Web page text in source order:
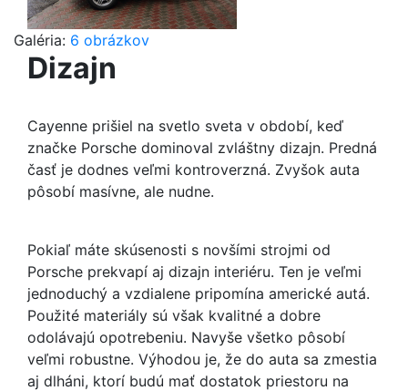
Galéria: 6 obrázkov
Dizajn
Cayenne prišiel na svetlo sveta v období, keď
značke Porsche dominoval zvláštny dizajn. Predná
časť je dodnes veľmi kontroverzná. Zvyšok auta
pôsobí masívne, ale nudne.
Pokiaľ máte skúsenosti s novšími strojmi od
Porsche prekvapí aj dizajn interiéru. Ten je veľmi
jednoduchý a vzdialene pripomína americké autá.
Použité materiály sú však kvalitné a dobre
odolávajú opotrebeniu. Navyše všetko pôsobí
veľmi robustne. Výhodou je, že do auta sa zmestia
aj dlháni, ktorí budú mať dostatok priestoru na